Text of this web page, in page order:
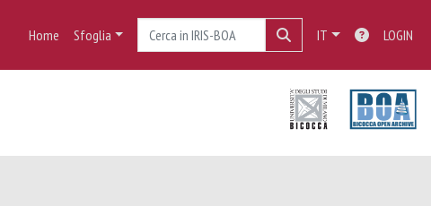
Home Sfoglia IT LOGIN